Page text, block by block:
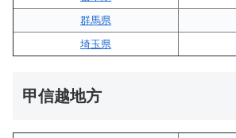
群馬県
埼玉県
甲信越地方